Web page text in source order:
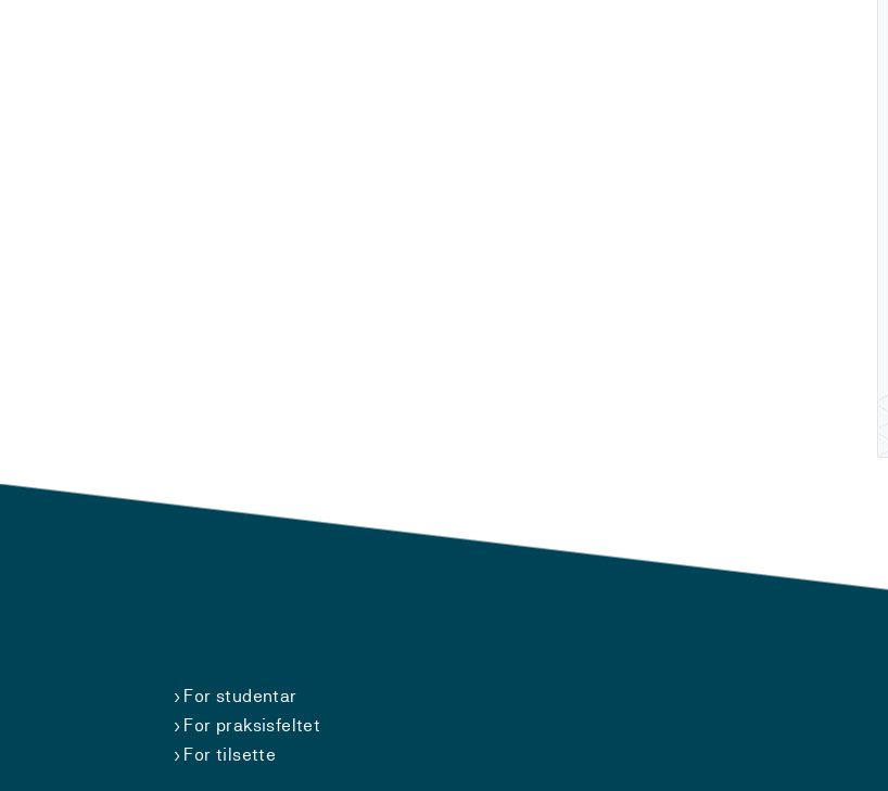
For studentar
For praksisfeltet
For tilsette